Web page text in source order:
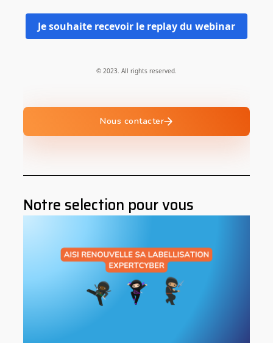
Je souhaite recevoir le replay du webinar
© 2023. All rights reserved.
Nous contacter
Notre selection pour vous